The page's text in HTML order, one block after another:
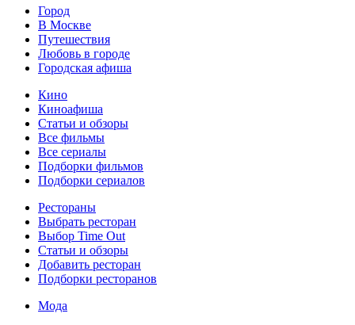
Город
В Москве
Путешествия
Любовь в городе
Городская афиша
Кино
Киноафиша
Статьи и обзоры
Все фильмы
Все сериалы
Подборки фильмов
Подборки сериалов
Рестораны
Выбрать ресторан
Выбор Time Out
Статьи и обзоры
Добавить ресторан
Подборки ресторанов
Мода